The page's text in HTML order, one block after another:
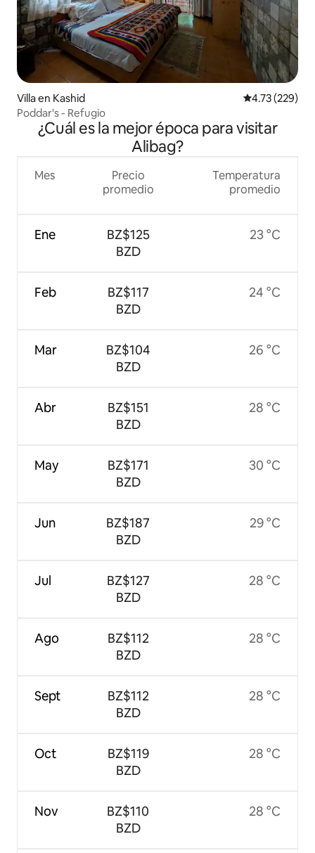
Villa en Kashid Calificación
4.73 (229)
Poddar's - Refugio
¿Cuál es la mejor época para visitar
Alibag?
Mes
Ene
Feb
Mar
Abr
May
Jun
Jul
Ago
Sept
Oct
Nov
Precio
promedio
BZ$125
BZD
BZ$117
BZD
BZ$104
BZD
BZ$151
BZD
BZ$171
BZD
BZ$187
BZD
BZ$127
BZD
BZ$112
BZD
BZ$112
BZD
BZ$119
BZD
BZ$110
BZD
Temperatura
promedio
23 °C
24 °C
26 °C
28 °C
30 °C
29 °C
28 °C
28 °C
28 °C
28 °C
28 °C